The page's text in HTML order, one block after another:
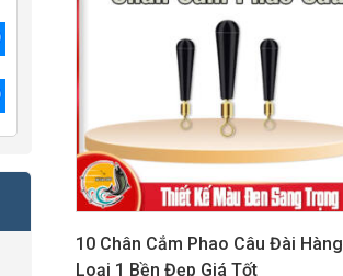
10 Chân Cắm Phao Câu Đài Hàng
Loại 1 Bền Đẹp Giá Tốt